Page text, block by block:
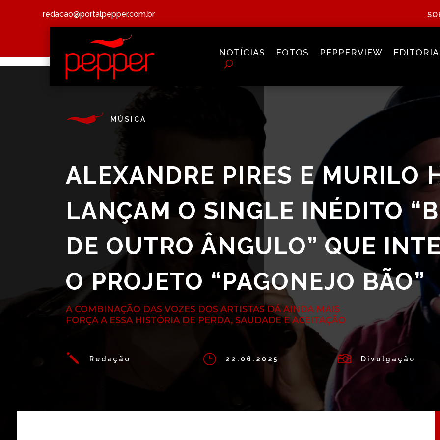
redacao@portalpepper.com.br
NOTÍCIAS FOTOS PEPPERVIEW
MÚSICA
ALEXANDRE PIRES E MURILO
LANÇAM O SINGLE INÉDITO
DE OUTRO ÂNGULO” QUE
O PROJETO “PAGONEJO BÃO”
A COMBINAÇÃO DAS VOZES DOS ARTISTAS DÁ AINDA MAIS
FORÇA A ESSA HISTÓRIA DE PERDA, SAUDADE E ACEITAÇÃO
j Redação } 22.06.2025  Divulgação